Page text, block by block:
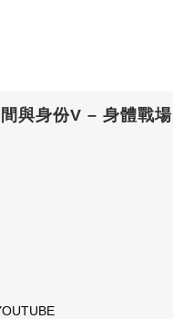
與身份V – 身體戰場